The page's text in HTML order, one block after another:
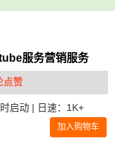
服务营销服务
点赞
启动 | 日速：1K+
加入购物车